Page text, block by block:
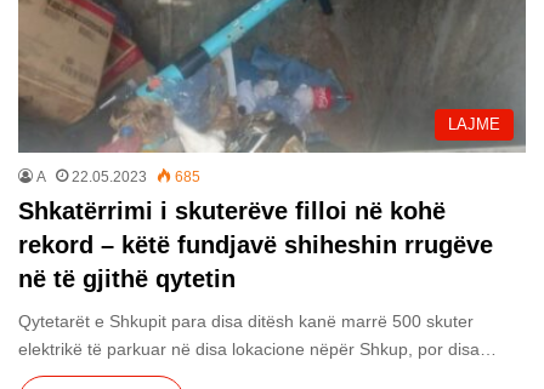
LAJME
A 22.05.2023 685
Shkatërrimi i skuterëve filloi në kohë
rekord – këtë fundjavë shiheshin rrugëve
në të gjithë qytetin
Qytetarët e Shkupit para disa ditësh kanë marrë 500 skuter
elektrikë të parkuar në disa lokacione nëpër Shkup, por disa…